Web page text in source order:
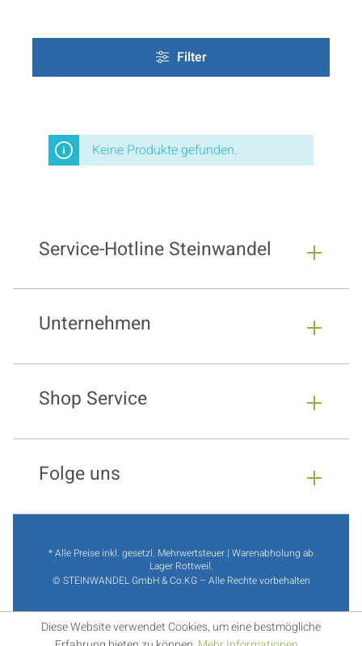
Filter
Keine Produkte gefunden.
Service-Hotline Steinwandel
Unternehmen
Shop Service
Folge uns
* Alle Preise inkl. gesetzl. Mehrwertsteuer | Warenabholung ab
Lager Rottweil.
© STEINWANDEL GmbH & Co.KG – Alle Rechte vorbehalten
Diese Website verwendet Cookies, um eine bestmögliche